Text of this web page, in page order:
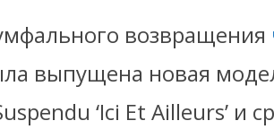
возвращения
выпущена новая
‘Ici Et Ailleurs’ и